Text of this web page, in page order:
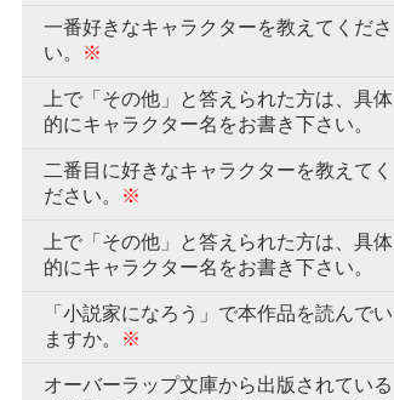
一番好きなキャラクターを教えてくださ
い。
※
上で「その他」と答えられた方は、具体
的にキャラクター名をお書き下さい。
二番目に好きなキャラクターを教えてく
ださい。
※
上で「その他」と答えられた方は、具体
的にキャラクター名をお書き下さい。
「小説家になろう」で本作品を読んでい
ますか。
※
オーバーラップ文庫から出版されている